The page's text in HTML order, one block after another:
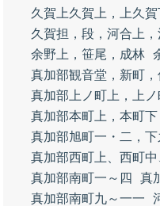
久賀上久賀上，上久
久賀担，段，河合上
余野上，笹尾，成林
真加部観音堂，新町
真加部上ノ町上，上
真加部本町上，本町
真加部旭町一・二，下
真加部西町上、西町中
真加部南町一～四
真
真加部南町九～一一